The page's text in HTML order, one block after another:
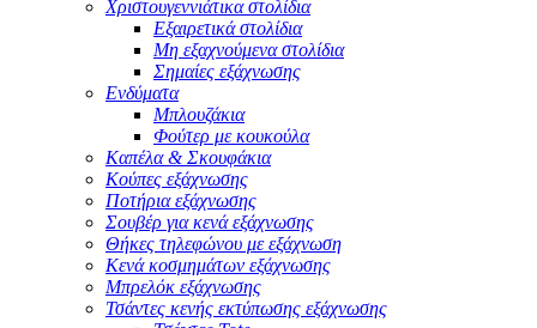
Χριστουγεννιάτικα στολίδια
Εξαιρετικά στολίδια
Μη εξαχνούμενα στολίδια
Σημαίες εξάχνωσης
Ενδύματα
Μπλουζάκια
Φούτερ με κουκούλα
Καπέλα & Σκουφάκια
Κούπες εξάχνωσης
Ποτήρια εξάχνωσης
Σουβέρ για κενά εξάχνωσης
Θήκες τηλεφώνου με εξάχνωση
Κενά κοσμημάτων εξάχνωσης
Μπρελόκ εξάχνωσης
Τσάντες κενής εκτύπωσης εξάχνωσης